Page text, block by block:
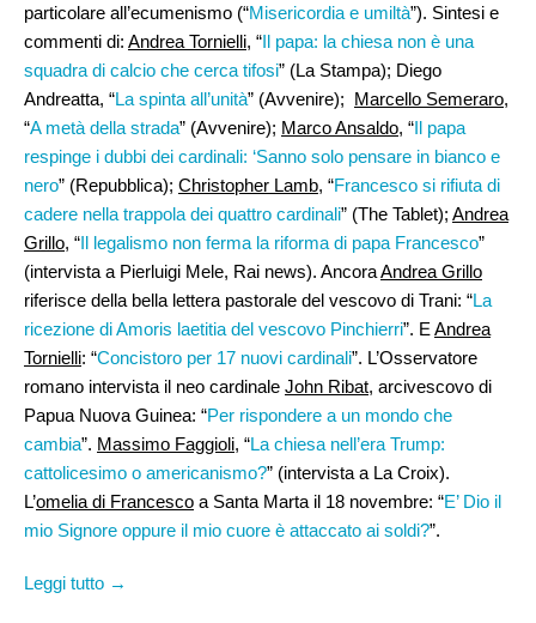
particolare all’ecumenismo (“Misericordia e umiltà”). Sintesi e
commenti di: Andrea Tornielli, “Il papa: la chiesa non è una
squadra di calcio che cerca tifosi” (La Stampa); Diego
Andreatta, “La spinta all’unità” (Avvenire); Marcello Semeraro,
“A metà della strada” (Avvenire); Marco Ansaldo, “Il papa
respinge i dubbi dei cardinali: ‘Sanno solo pensare in bianco e
nero” (Repubblica); Christopher Lamb, “Francesco si rifiuta di
cadere nella trappola dei quattro cardinali” (The Tablet); Andrea
Grillo, “Il legalismo non ferma la riforma di papa Francesco”
(intervista a Pierluigi Mele, Rai news). AncoraAndrea Grillo
riferisce della bella lettera pastorale del vescovo di Trani: “La
ricezione di Amoris laetitia del vescovo Pinchierri”. E Andrea
Tornielli: “Concistoro per 17 nuovi cardinali”. L’Osservatore
romano intervista il neo cardinale John Ribat, arcivescovo di
Papua Nuova Guinea: “Per rispondere a un mondo che
cambia”. Massimo Faggioli, “La chiesa nell’era Trump:
cattolicesimo o americanismo?” (intervista a La Croix).
L’omelia di Francesco a Santa Marta il 18 novembre: “E’ Dio il
mio Signore oppure il mio cuore è attaccato ai soldi?”.
Leggi tutto →